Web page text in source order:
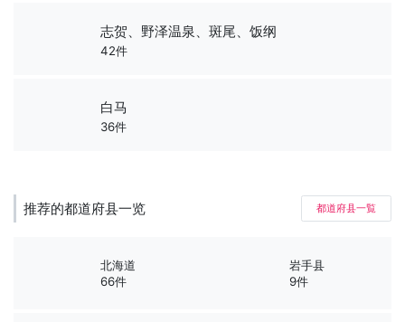
志贺、野泽温泉、斑尾、饭纲
42件
白马
36件
推荐的都道府县一览 都道府县一覧
北海道
66件
岩手县
9件